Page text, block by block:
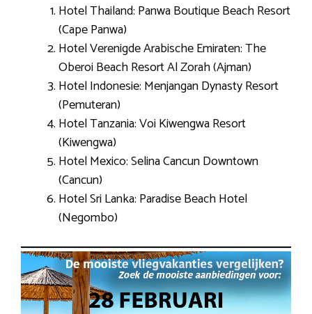
Hotel Thailand: Panwa Boutique Beach Resort
(Cape Panwa)
Hotel Verenigde Arabische Emiraten: The
Oberoi Beach Resort Al Zorah (Ajman)
Hotel Indonesie: Menjangan Dynasty Resort
(Pemuteran)
Hotel Tanzania: Voi Kiwengwa Resort
(Kiwengwa)
Hotel Mexico: Selina Cancun Downtown
(Cancun)
Hotel Sri Lanka: Paradise Beach Hotel
(Negombo)